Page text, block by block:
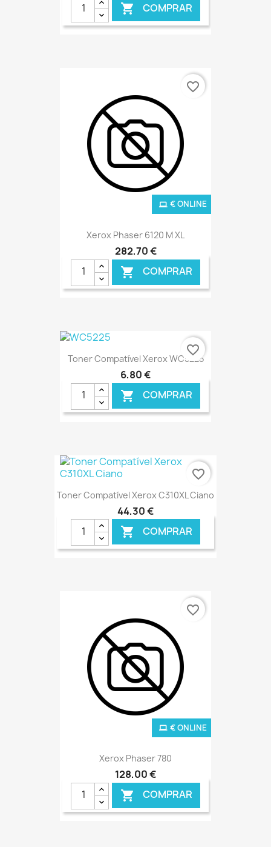
 COMPRAR
Xerox Phaser 6120 M XL
282,70 €
 COMPRAR
€ ONLINE
favorite_border
Toner Compatível Xerox WC5225
6,80 €
 COMPRAR
€ ONLINE
favorite_border
Toner Compatível Xerox C310XL Ciano
44,30 €
 COMPRAR
favorite_border
Xerox Phaser 780
128,00 €
 COMPRAR
€ ONLINE
favorite_border